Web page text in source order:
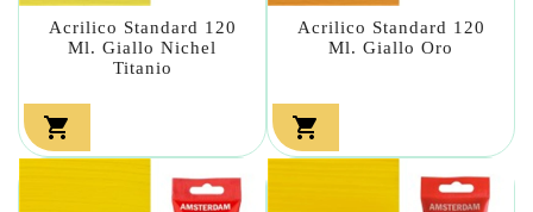
Acrilico Standard 120
Ml. Giallo Nichel
Titanio

Acrilico Standard 120
Ml. Giallo Oro
